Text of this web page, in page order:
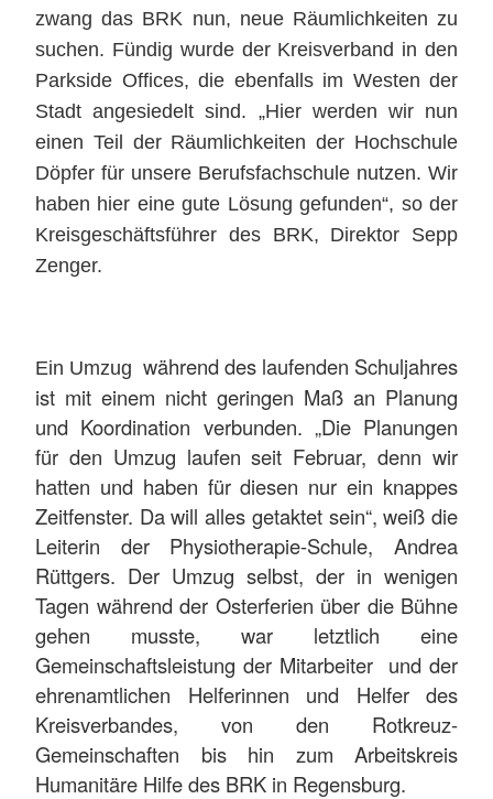
zwang das BRK nun, neue Räumlichkeiten zu
suchen. Fündig wurde der Kreisverband in den
Parkside Offices, die ebenfalls im Westen der
Stadt angesiedelt sind. „Hier werden wir nun
einen Teil der Räumlichkeiten der Hochschule
Döpfer für unsere Berufsfachschule nutzen. Wir
haben hier eine gute Lösung gefunden“, so der
Kreisgeschäftsführer des BRK, Direktor Sepp
Zenger.
Ein Umzug während des laufenden Schuljahres
ist mit einem nicht geringen Maß an Planung
und Koordination verbunden. „Die Planungen
für den Umzug laufen seit Februar, denn wir
hatten und haben für diesen nur ein knappes
Zeitfenster. Da will alles getaktet sein“, weiß die
Leiterin der Physiotherapie-Schule, Andrea
Rüttgers. Der Umzug selbst, der in wenigen
Tagen während der Osterferien über die Bühne
gehen musste, war letztlich eine
Gemeinschaftsleistung der Mitarbeiter und der
ehrenamtlichen Helferinnen und Helfer des
Kreisverbandes, von den Rotkreuz-
Gemeinschaften bis hin zum Arbeitskreis
Humanitäre Hilfe des BRK in Regensburg.